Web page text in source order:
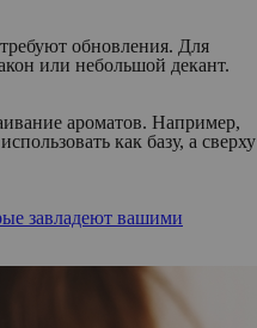
обновления. Для
или небольшой декант.
ароматов. Например,
как базу, а сверху
завладеют вашими